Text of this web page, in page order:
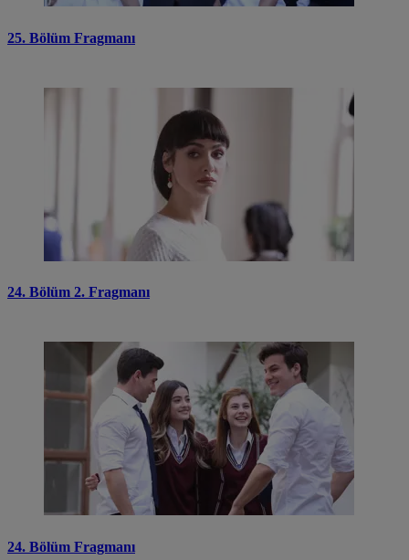
25. Bölüm Fragmanı
24. Bölüm 2. Fragmanı
24. Bölüm Fragmanı